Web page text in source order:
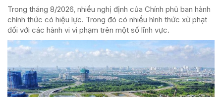
Trong tháng 8/2026, nhiều nghị định của Chính phủ ban hành
chính thức có hiệu lực. Trong đó có nhiều hình thức xử phạt
đối với các hành vi vi phạm trên một số lĩnh vực.